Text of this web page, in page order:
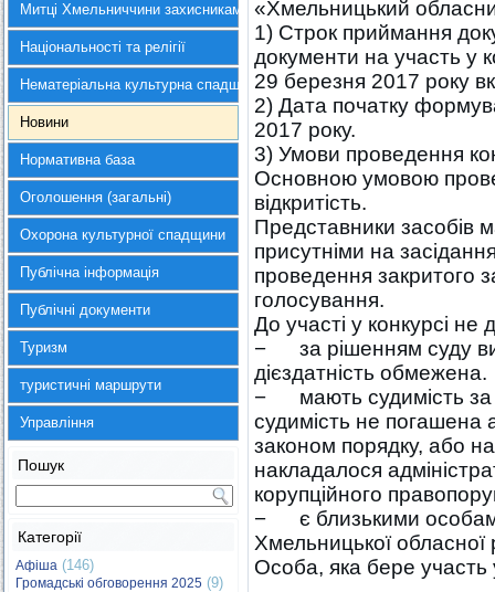
Митці Хмельниччини захисникам України
Національності та релігії
Нематеріальна культурна спадщина
Новини
Нормативна база
Оголошення (загальні)
Охорона культурної спадщини
Публічна інформація
Публічні документи
Туризм
туристичні маршрути
Управління
Пошук
Категорії
Афіша (146)
Громадські обговорення 2025 (9)
«Хмельницький
1) Строк приймання
документи на участь у
29 березня 2017 року
2) Дата початку
2017 року.
3) Умови проведення
Основною умовою
відкритість.
Представники засобів
присутніми на
проведення закритого
голосування.
До участі у конкурсі не
− за рішенням суду
дієздатність обмежена.
− мають судимість за
судимість не
законом порядку, або
накладалося
корупційного
− є близькими особами
Хмельницької обласної
Особа, яка бере участь